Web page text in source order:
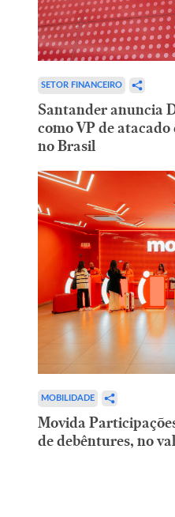
SETOR FINANCEIRO
Santander anuncia
como VP de
no Brasil
MOBILIDADE
Movida
de debêntures, no